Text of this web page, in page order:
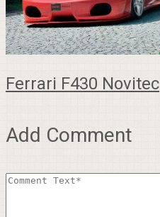
Ferrari F430 Novitec
Add Comment